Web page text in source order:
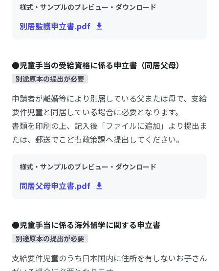
様式・サンプルのプレビュー・ダウンロード
別居監護申立書.pdf
●児童手当の受給資格に係る申立書（同居父母）
別途原本の提出が必要
申請者が離婚等により別居している父または母で、支給
要件児童と同居している場合に必要となります。
書類を印刷の上、記入後「ファイルに追加」より提出ま
たは、郵送でこども政策課へ提出してください。
様式・サンプルのプレビュー・ダウンロード
同居父母申立書.pdf
●児童手当に係る海外留学に関する申立書
別途原本の提出が必要
支給要件児童のうち日本国内に住所を有しないお子さん